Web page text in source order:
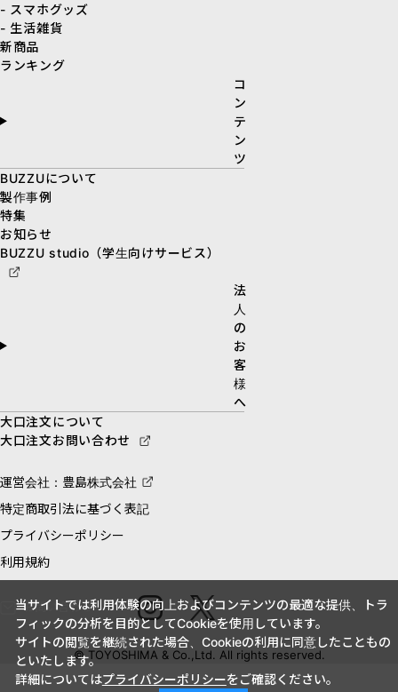
- スマホグッズ
- 生活雑貨
新商品
ランキング
コ
ン
テ
ン
ツ
BUZZUについて
製作事例
特集
お知らせ
BUZZU studio（学生向けサービス）
法
人
の
お
客
様
へ
大口注文について
大口注文お問い合わせ
運営会社：豊島株式会社
特定商取引法に基づく表記
プライバシーポリシー
利用規約
お問い合わせ
© TOYOSHIMA & Co.,Ltd. All rights reserved.
当サイトでは利用体験の向上およびコンテンツの最適な提供、トラ
フィックの分析を目的としてCookieを使用しています。
サイトの閲覧を継続された場合、Cookieの利用に同意したこともの
といたします。
詳細についてはプライバシーポリシーをご確認ください。